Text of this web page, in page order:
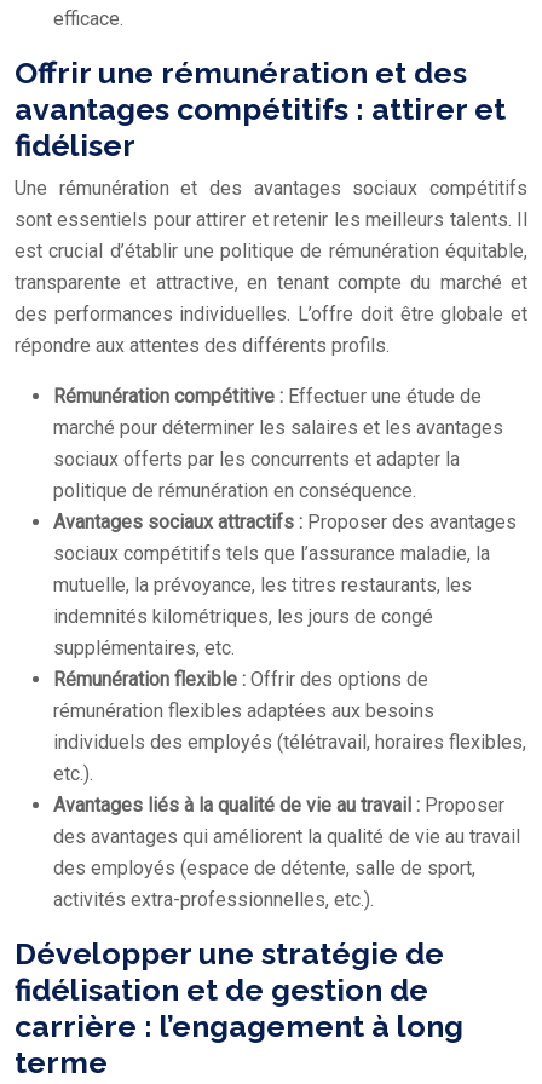
efficace.
Offrir une rémunération et des
avantages compétitifs : attirer et
fidéliser
Une rémunération et des avantages sociaux compétitifs
sont essentiels pour attirer et retenir les meilleurs talents. Il
est crucial d’établir une politique de rémunération équitable,
transparente et attractive, en tenant compte du marché et
des performances individuelles. L’offre doit être globale et
répondre aux attentes des différents profils.
Rémunération compétitive : Effectuer une étude de
marché pour déterminer les salaires et les avantages
sociaux offerts par les concurrents et adapter la
politique de rémunération en conséquence.
Avantages sociaux attractifs : Proposer des avantages
sociaux compétitifs tels que l’assurance maladie, la
mutuelle, la prévoyance, les titres restaurants, les
indemnités kilométriques, les jours de congé
supplémentaires, etc.
Rémunération flexible : Offrir des options de
rémunération flexibles adaptées aux besoins
individuels des employés (télétravail, horaires flexibles,
etc.).
Avantages liés à la qualité de vie au travail : Proposer
des avantages qui améliorent la qualité de vie au travail
des employés (espace de détente, salle de sport,
activités extra-professionnelles, etc.).
Développer une stratégie de
fidélisation et de gestion de
carrière : l’engagement à long
terme